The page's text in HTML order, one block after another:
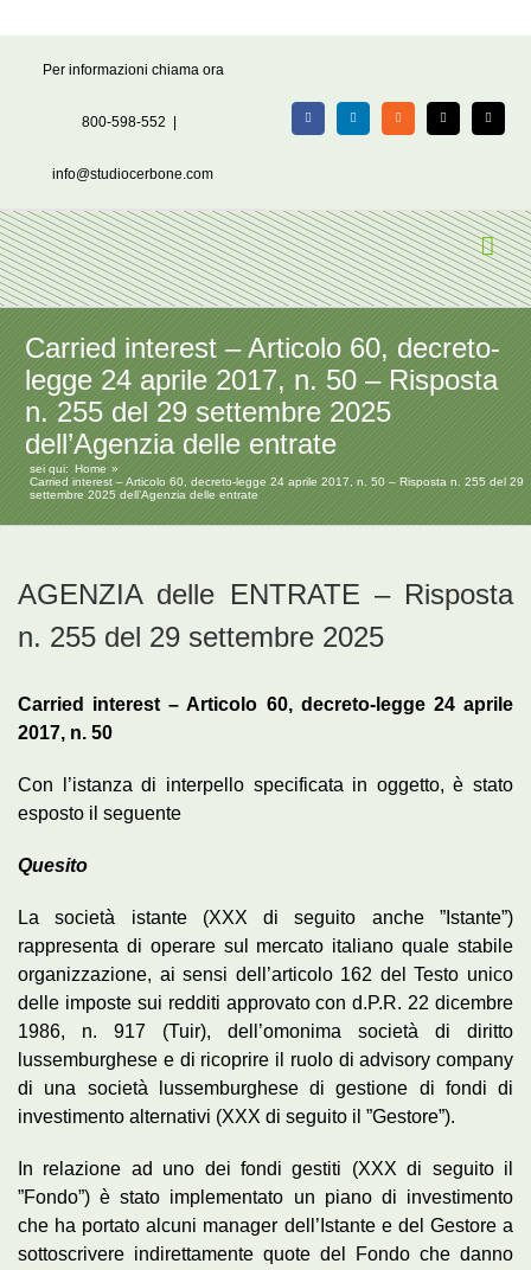
Per informazioni chiama ora
800-598-552
info@studiocerbone.com
FacebookLinkedIn Rss X Email
Carried interest – Articolo 60, decreto-
legge 24 aprile 2017, n. 50 – Risposta
n. 255 del 29 settembre 2025
dell’Agenzia delle entrate
sei qui: Home
Carried interest – Articolo 60, decreto-legge 24 aprile 2017, n. 50 – Risposta n. 255 del 29
settembre 2025 dell’Agenzia delle entrate
AGENZIA delle ENTRATE – Risposta
n. 255 del 29 settembre 2025
Carried interest – Articolo 60, decreto-legge 24 aprile
2017, n. 50
Con l’istanza di interpello specificata in oggetto, è stato
esposto il seguente
Quesito
La società istante (XXX di seguito anche ”Istante”)
rappresenta di operare sul mercato italiano quale stabile
organizzazione, ai sensi dell’articolo 162 del Testo unico
delle imposte sui redditi approvato con d.P.R. 22 dicembre
1986, n. 917 (Tuir), dell’omonima società di diritto
lussemburghese e di ricoprire il ruolo di advisory company
di una società lussemburghese di gestione di fondi di
investimento alternativi (XXX di seguito il ”Gestore”).
In relazione ad uno dei fondi gestiti (XXX di seguito il
”Fondo”) è stato implementato un piano di investimento
che ha portato alcuni manager dell’Istante e del Gestore a
sottoscrivere indirettamente quote del Fondo che danno